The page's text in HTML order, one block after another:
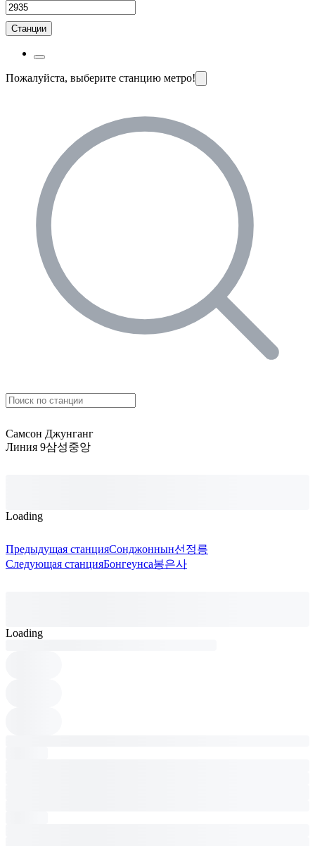
Станции
Пожалуйста, выберите станцию метро!
Самсон Джунганг
Линия 9삼성중앙
Loading
Предыдущая станцияСонджоннын선정릉
Следующая станцияБонгеунса봉은사
Loading